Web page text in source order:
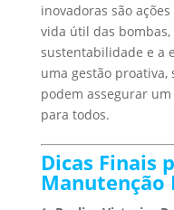
inovadoras são
vida útil das
sustentabilidade e a
uma gestão
podem assegurar
para todos.
Dicas Finais
Manutenção